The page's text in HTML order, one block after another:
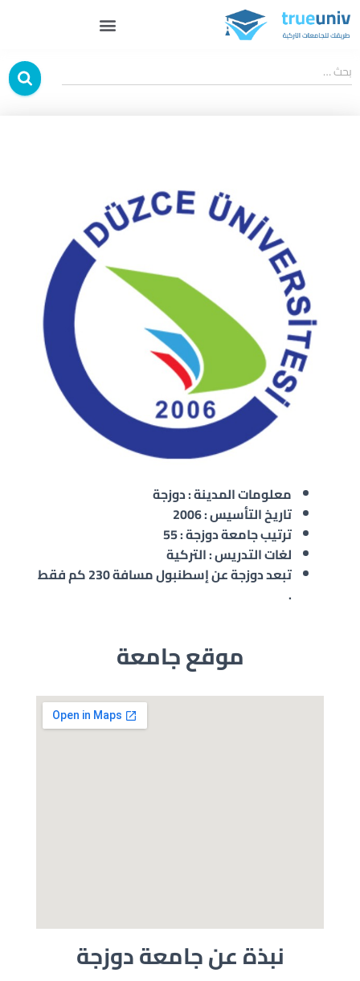
بحث …
معلومات المدينة : دوزجة
تاريخ التأسيس : 2006
ترتيب جامعة دوزجة : 55
لغات التدريس : التركية
تبعد دوزجة عن إسطنبول مسافة 230 كم فقط
.
موقع جامعة
نبذة عن جامعة دوزجة